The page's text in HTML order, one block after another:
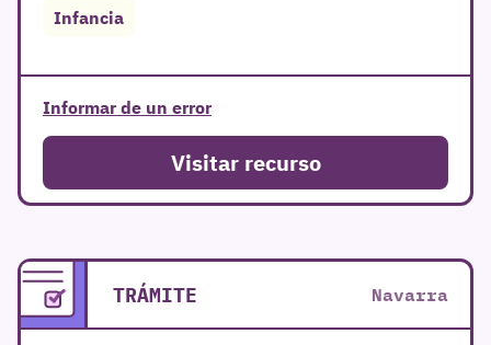
Infancia
Informar de un error
Visitar recurso
TRÁMITE Navarra